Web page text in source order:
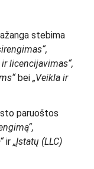
stebima
licencijavimas“,
bei „Veikla ir
paruoštos
ir „Įstatų (LLC)